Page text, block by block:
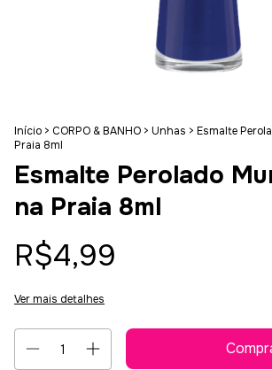
Início > CORPO & BANHO > Unhas > Esmalte
Praia 8ml
Esmalte Perolado
na Praia 8ml
R$4,99
Ver mais detalhes